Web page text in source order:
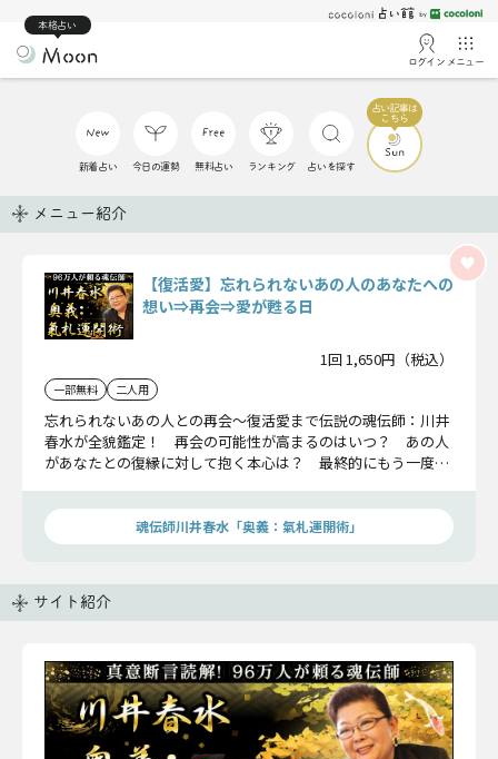
本格占い
ログイン メニュー
新着占い 今日の運勢 無料占い ランキング 占いを探す
メニュー紹介
【復活愛】忘れられないあの人のあなたへの
想い⇒再会⇒愛が甦る日
1回 1,650円（税込）
一部無料 二人用
忘れられないあの人との再会〜復活愛まで伝説の魂伝師：川井
春水が全貌鑑定！ 再会の可能性が高まるのはいつ？ あの人
があなたとの復縁に対して抱く本心は？ 最終的にもう一度あ
お話ししましょう。
魂伝師川井春水「奥義：氣札運開術」
サイト紹介